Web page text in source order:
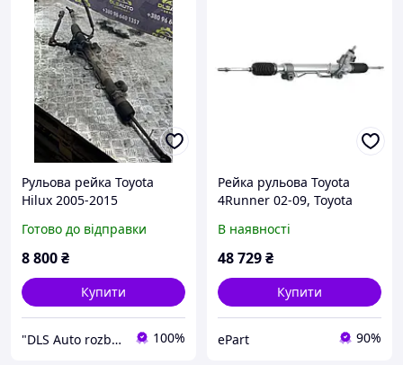
Рульова рейка Toyota
Hilux 2005-2015
Готово до відправки
8 800₴
Купити
"DLS Auto rozborka" - оригінальні б/в запчастини для пікапів, мікроавтобусів і позашляховиків 100%
Рейка рульова Toyota
4Runner 02-09, Toyota
09, Lexus GX 02-09,
4420035061
В наявності
48 729₴
Купити
ePart 90%